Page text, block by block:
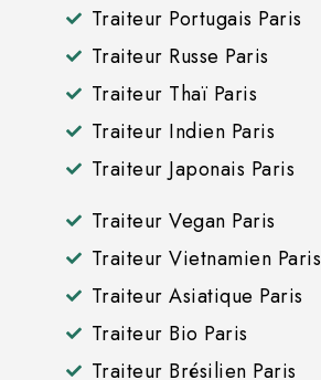
Traiteur Portugais Paris
Traiteur Russe Paris
Traiteur Thaï Paris
Traiteur Indien Paris
Traiteur Japonais Paris
Traiteur Vegan Paris
Traiteur Vietnamien Paris
Traiteur Asiatique Paris
Traiteur Bio Paris
Traiteur Brésilien Paris